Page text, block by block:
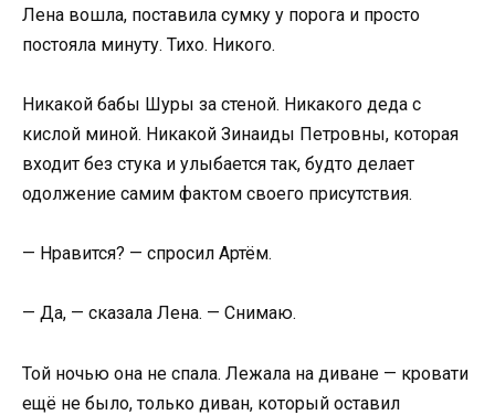
Лена вошла, поставила сумку у порога и просто
постояла минуту. Тихо. Никого.
Никакой бабы Шуры за стеной. Никакого деда с
кислой миной. Никакой Зинаиды Петровны, которая
входит без стука и улыбается так, будто делает
одолжение самим фактом своего присутствия.
— Нравится? — спросил Артём.
— Да, — сказала Лена. — Снимаю.
Той ночью она не спала. Лежала на диване — кровати
ещё не было, только диван, который оставил